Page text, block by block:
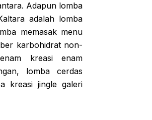
Adapun lomba
adalah lomba
memasak menu
karbohidrat non-
kreasi enam
lomba cerdas
kreasi jingle galeri